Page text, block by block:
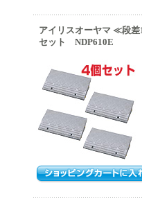
アイリスオーヤマ ≪段
セット NDP610E